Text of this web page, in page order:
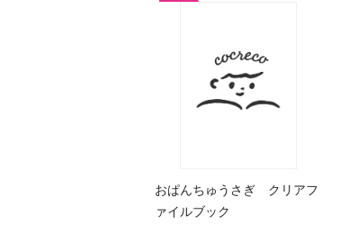
おぱんちゅうさぎ クリアフ
ァイルブック